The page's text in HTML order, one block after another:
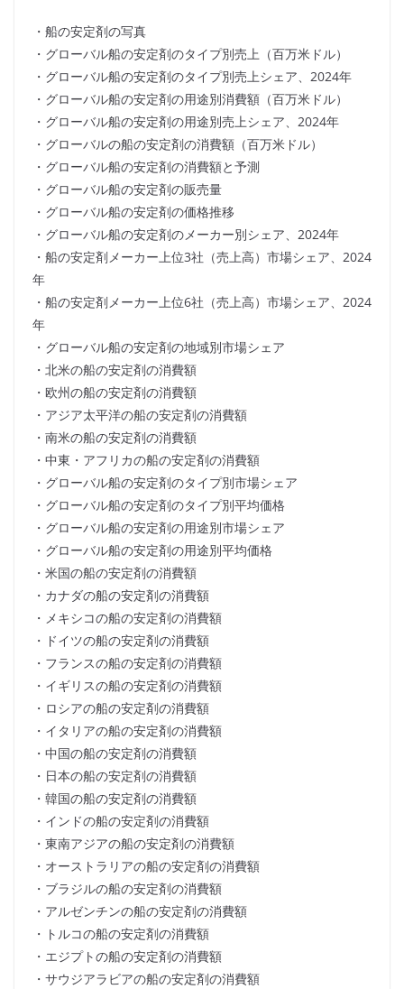
・船の安定剤の写真
・グローバル船の安定剤のタイプ別売上（百万米ドル）
・グローバル船の安定剤のタイプ別売上シェア、2024年
・グローバル船の安定剤の用途別消費額（百万米ドル）
・グローバル船の安定剤の用途別売上シェア、2024年
・グローバルの船の安定剤の消費額（百万米ドル）
・グローバル船の安定剤の消費額と予測
・グローバル船の安定剤の販売量
・グローバル船の安定剤の価格推移
・グローバル船の安定剤のメーカー別シェア、2024年
・船の安定剤メーカー上位3社（売上高）市場シェア、2024
年
・船の安定剤メーカー上位6社（売上高）市場シェア、2024
年
・グローバル船の安定剤の地域別市場シェア
・北米の船の安定剤の消費額
・欧州の船の安定剤の消費額
・アジア太平洋の船の安定剤の消費額
・南米の船の安定剤の消費額
・中東・アフリカの船の安定剤の消費額
・グローバル船の安定剤のタイプ別市場シェア
・グローバル船の安定剤のタイプ別平均価格
・グローバル船の安定剤の用途別市場シェア
・グローバル船の安定剤の用途別平均価格
・米国の船の安定剤の消費額
・カナダの船の安定剤の消費額
・メキシコの船の安定剤の消費額
・ドイツの船の安定剤の消費額
・フランスの船の安定剤の消費額
・イギリスの船の安定剤の消費額
・ロシアの船の安定剤の消費額
・イタリアの船の安定剤の消費額
・中国の船の安定剤の消費額
・日本の船の安定剤の消費額
・韓国の船の安定剤の消費額
・インドの船の安定剤の消費額
・東南アジアの船の安定剤の消費額
・オーストラリアの船の安定剤の消費額
・ブラジルの船の安定剤の消費額
・アルゼンチンの船の安定剤の消費額
・トルコの船の安定剤の消費額
・エジプトの船の安定剤の消費額
・サウジアラビアの船の安定剤の消費額